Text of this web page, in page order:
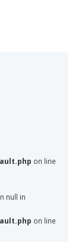
on line
null in
on line